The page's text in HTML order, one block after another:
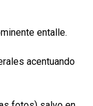
entalle.
acentuando